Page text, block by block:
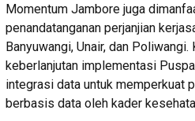
Momentum Jambore juga
penandatanganan perjanjian
Banyuwangi, Unair, dan
keberlanjutan implementasi
integrasi data untuk memperkuat
berbasis data oleh kader